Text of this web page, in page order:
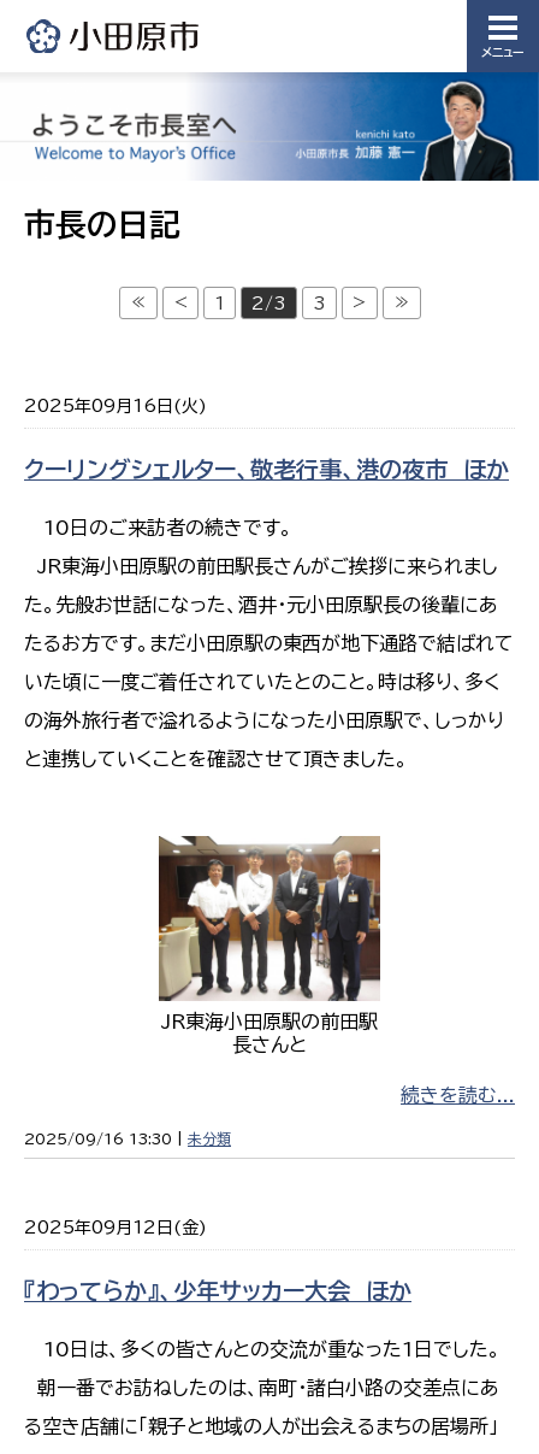
メニュー
市長の日記
≪ < 1 2/3 3 > ≫
2025年09月16日(火)
クーリングシェルター、敬老行事、港の夜市 ほか
10日のご来訪者の続きです。
JR東海小田原駅の前田駅長さんがご挨拶に来られまし
た。先般お世話になった、酒井・元小田原駅長の後輩にあ
たるお方です。まだ小田原駅の東西が地下通路で結ばれて
いた頃に一度ご着任されていたとのこと。時は移り、多く
の海外旅行者で溢れるようになった小田原駅で、しっかり
と連携していくことを確認させて頂きました。
JR東海小田原駅の前田駅
長さんと
続きを読む...
2025/09/16 13:30 | 未分類
2025年09月12日(金)
『わってらか』、少年サッカー大会 ほか
10日は、多くの皆さんとの交流が重なった1日でした。
朝一番でお訪ねしたのは、南町・諸白小路の交差点にあ
る空き店舗に「親子と地域の人が出会えるまちの居場所」